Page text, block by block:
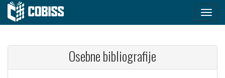
Osebne bibliografije